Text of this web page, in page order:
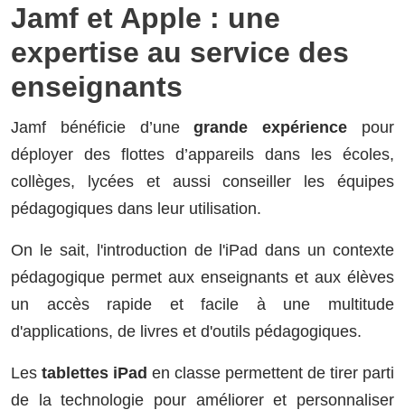
Jamf et Apple : une
expertise au service des
enseignants
Jamf bénéficie d’unegrande expérience pour
déployer des flottes d’appareils dans les écoles,
collèges, lycées et aussi conseiller les équipes
pédagogiques dans leur utilisation.
On le sait, l'introduction de l'iPad dans un contexte
pédagogique permet aux enseignants et aux élèves
un accès rapide et facile à une multitude
d'applications, de livres et d'outils pédagogiques.
Les tablettes iPad en classe permettent de tirer parti
de la technologie pour améliorer et personnaliser